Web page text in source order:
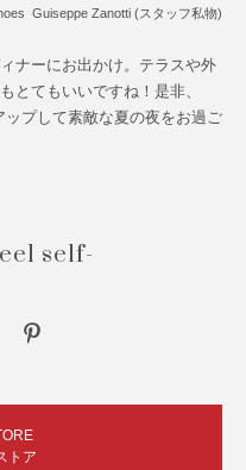
Guiseppe Zanotti (スタッフ私物)
ナーにお出かけ。テラスや外
とてもいいですね！是非、
プして素敵な夏の夜をお過ご
self-
トア